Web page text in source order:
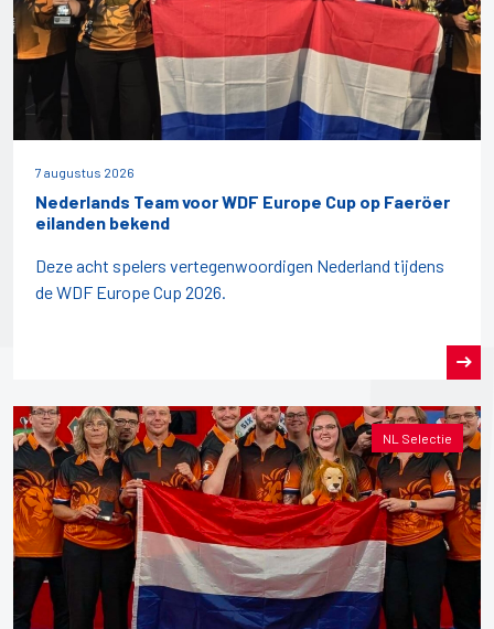
7 augustus 2026
Nederlands Team voor WDF Europe Cup op Faeröer
eilanden bekend
Deze acht spelers vertegenwoordigen Nederland tijdens
de WDF Europe Cup 2026.
NL Selectie